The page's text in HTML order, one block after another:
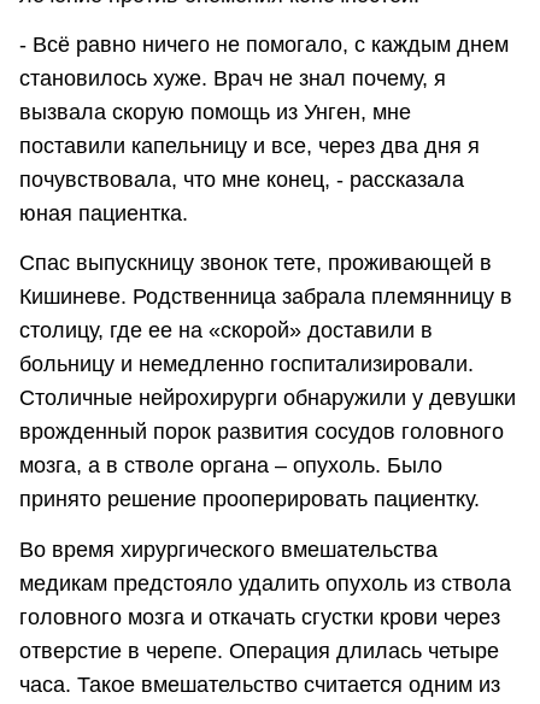
- Всё равно ничего не помогало, с каждым днем
становилось хуже. Врач не знал почему, я
вызвала скорую помощь из Унген, мне
поставили капельницу и все, через два дня я
почувствовала, что мне конец, - рассказала
юная пациентка.
Спас выпускницу звонок тете, проживающей в
Кишиневе. Родственница забрала племянницу в
столицу, где ее на «скорой» доставили в
больницу и немедленно госпитализировали.
Столичные нейрохирурги обнаружили у девушки
врожденный порок развития сосудов головного
мозга, а в стволе органа – опухоль. Было
принято решение прооперировать пациентку.
Во время хирургического вмешательства
медикам предстояло удалить опухоль из ствола
головного мозга и откачать сгустки крови через
отверстие в черепе. Операция длилась четыре
часа. Такое вмешательство считается одним из